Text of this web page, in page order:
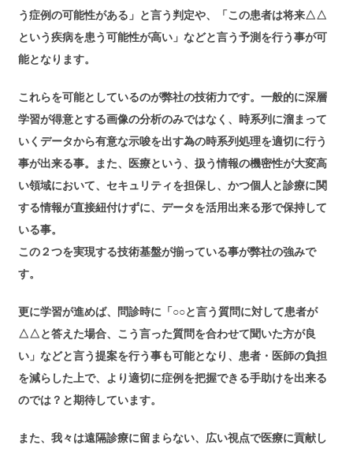
う症例の可能性がある」と言う判定や、「この患者は将来△△
という疾病を患う可能性が高い」などと言う予測を行う事が可
能となります。
これらを可能としているのが弊社の技術力です。一般的に深層
学習が得意とする画像の分析のみではなく、時系列に溜まって
いくデータから有意な示唆を出す為の時系列処理を適切に行う
事が出来る事。また、医療という、扱う情報の機密性が大変高
い領域において、セキュリティを担保し、かつ個人と診療に関
する情報が直接紐付けずに、データを活用出来る形で保持して
いる事。
この２つを実現する技術基盤が揃っている事が弊社の強みで
す。
更に学習が進めば、問診時に「○○と言う質問に対して患者が
△△と答えた場合、こう言った質問を合わせて聞いた方が良
い」などと言う提案を行う事も可能となり、患者・医師の負担
を減らした上で、より適切に症例を把握できる手助けを出来る
のでは？と期待しています。
また、我々は遠隔診療に留まらない、広い視点で医療に貢献し